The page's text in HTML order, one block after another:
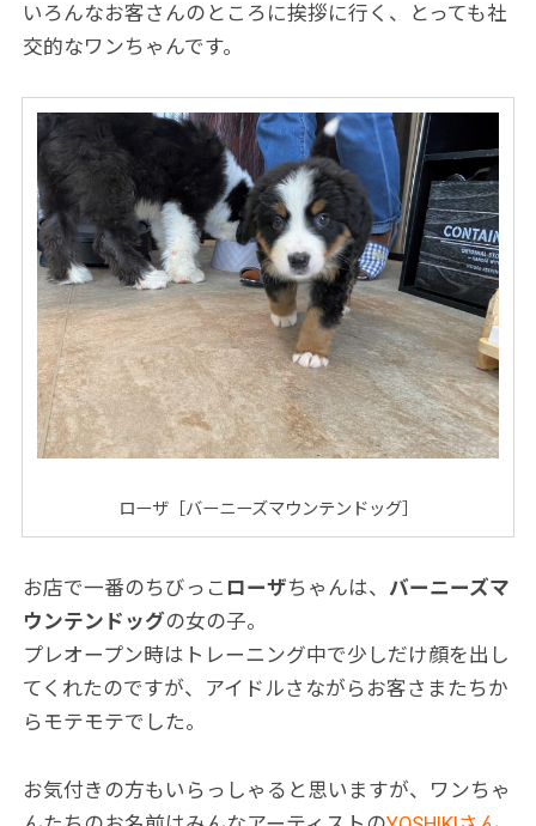
いろんなお客さんのところに挨拶に行く、とっても社
交的なワンちゃんです。
ローザ［バーニーズマウンテンドッグ］
お店で一番のちびっこ ローザちゃんは、バーニーズマ
ウンテンドッグの女の子。
プレオープン時はトレーニング中で少しだけ顔を出し
てくれたのですが、アイドルさながらお客さまたちか
らモテモテでした。
お気付きの方もいらっしゃると思いますが、ワンちゃ